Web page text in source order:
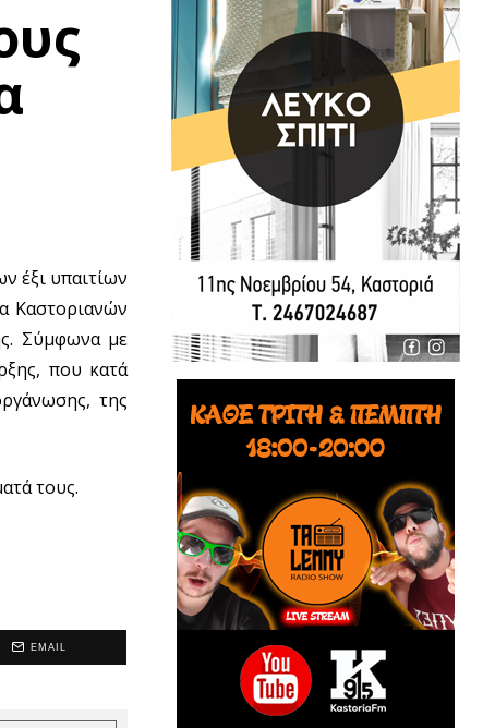
έξι υπαιτίων
Καστοριανών
Σύμφωνα με
που κατά
της
τους.
EMAIL